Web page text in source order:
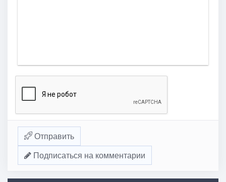
Отправить
Подписаться на комментарии